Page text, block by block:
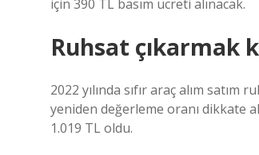
için 390 TL basım ücreti alınacak.
Ruhsat çıkarmak
2022 yılında sıfır araç alım
yeniden değerleme oranı dikkate
1.019 TL oldu.